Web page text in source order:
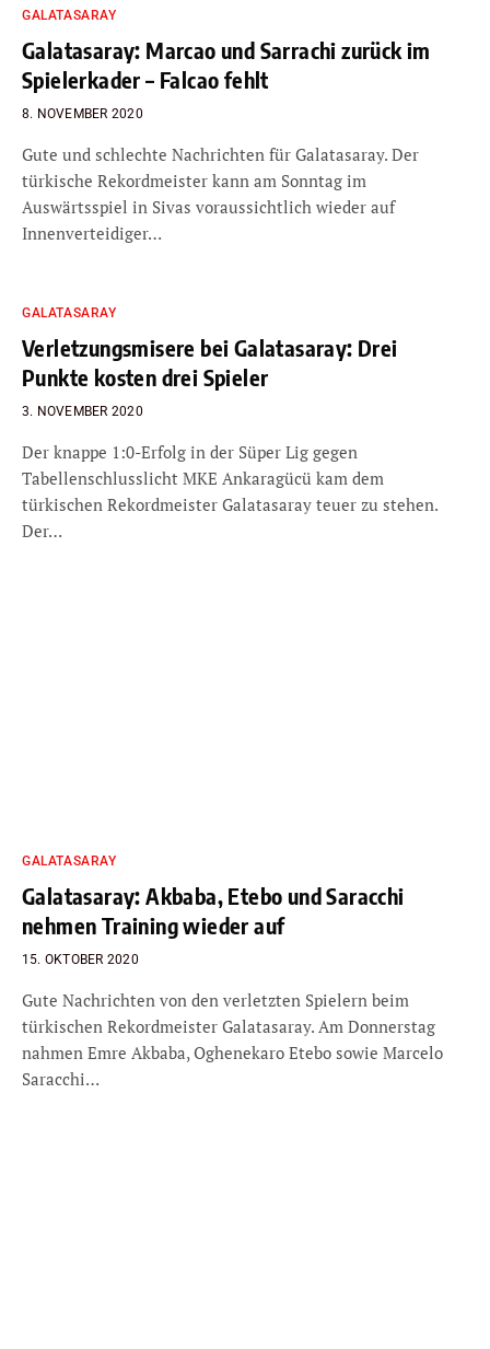
GALATASARAY
Galatasaray: Marcao und Sarrachi zurück im
Spielerkader – Falcao fehlt
8. NOVEMBER 2020
Gute und schlechte Nachrichten für Galatasaray. Der
türkische Rekordmeister kann am Sonntag im
Auswärtsspiel in Sivas voraussichtlich wieder auf
Innenverteidiger…
GALATASARAY
Verletzungsmisere bei Galatasaray: Drei
Punkte kosten drei Spieler
3. NOVEMBER 2020
Der knappe 1:0-Erfolg in der Süper Lig gegen
Tabellenschlusslicht MKE Ankaragücü kam dem
türkischen Rekordmeister Galatasaray teuer zu stehen.
Der…
GALATASARAY
Galatasaray: Akbaba, Etebo und Saracchi
nehmen Training wieder auf
15. OKTOBER 2020
Gute Nachrichten von den verletzten Spielern beim
türkischen Rekordmeister Galatasaray. Am Donnerstag
nahmen Emre Akbaba, Oghenekaro Etebo sowie Marcelo
Saracchi…